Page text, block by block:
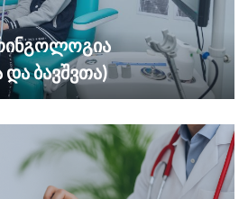
ბავშვთა)